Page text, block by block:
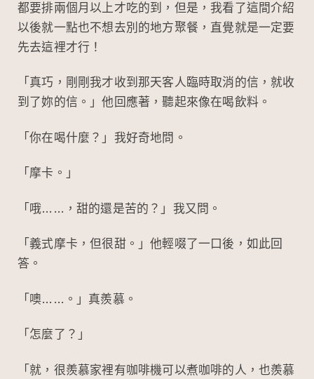
都要排兩個月以上才吃的到，但是，我看了這間介紹
以後就一點也不想去別的地方聚餐，直覺就是一定要
先去這裡才行！
「真巧，剛剛我才收到那天客人臨時取消的信，就收
到了妳的信。」他回應著，聽起來像在喝飲料。
「你在喝什麼？」我好奇地問。
「摩卡。」
「哦……，甜的還是苦的？」我又問。
「義式摩卡，但很甜。」他輕啜了一口後，如此回
答。
「噢……。」真羨慕。
「怎麼了？」
「就，很羨慕家裡有咖啡機可以煮咖啡的人，也羨慕